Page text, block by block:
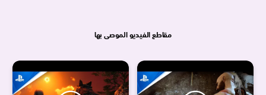
مقاطع الفيديو الموصى بها